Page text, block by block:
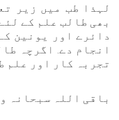
لہذا طب میں زیر
بھی طالب علم کے
دائرے اور یونین
انجام دے. اگرچہ
تجربہ کار اور علم
باقی اللہ سبحانہ